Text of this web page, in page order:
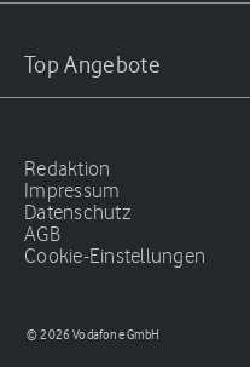
Top Angebote
Redaktion
Impressum
Datenschutz
AGB
Cookie-Einstellungen
© 2026 Vodafone GmbH